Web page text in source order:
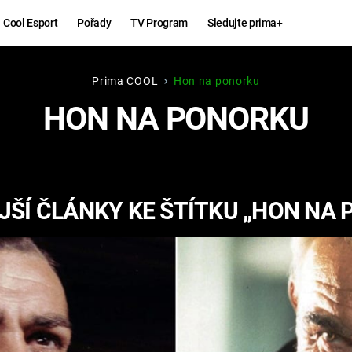
Cool Esport Pořady TV Program Sledujte prima+
Hry
KINGDOM
Zábava
CHUCK
NORRIS
Prima COOL Hon na ponorku
HON NA PONORKU
ČLÁNKY KE ŠTÍTKU „HON NA